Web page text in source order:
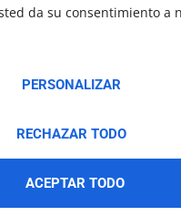
da su consentimiento a
PERSONALIZAR
RECHAZAR TODO
ACEPTAR TODO